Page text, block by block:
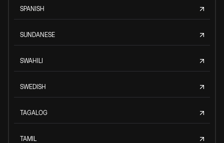
SPANISH
SUNDANESE
SWAHILI
SWEDISH
TAGALOG
TAMIL